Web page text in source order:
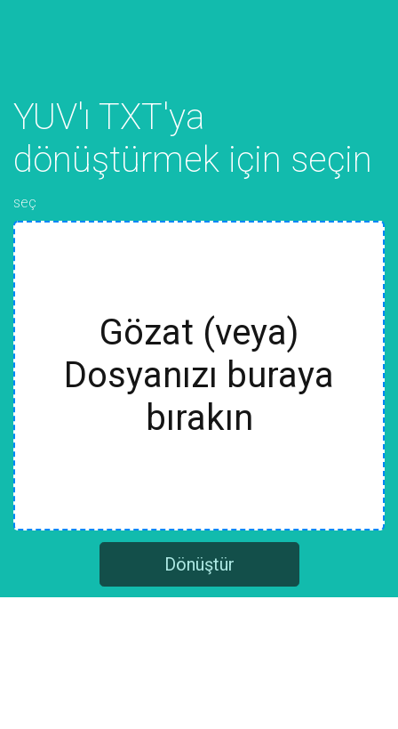
YUV'ı TXT'ya
dönüştürmek için seçin
seç
Gözat (veya)
Dosyanızı buraya
bırakın
Dönüştür